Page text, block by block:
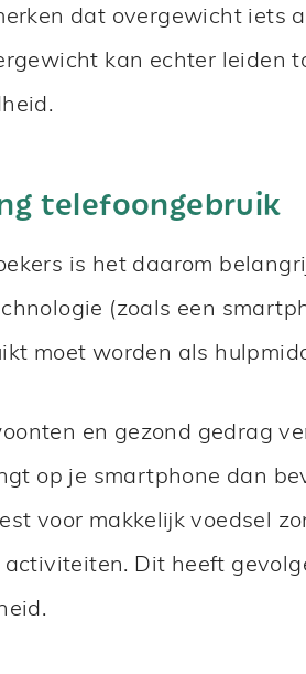
dat overgewicht iets
kan echter leiden
telefoongebruik
is het daarom
(zoals een
moet worden als
en gezond gedrag
op je smartphone dan
voor makkelijk voedsel
Dit heeft